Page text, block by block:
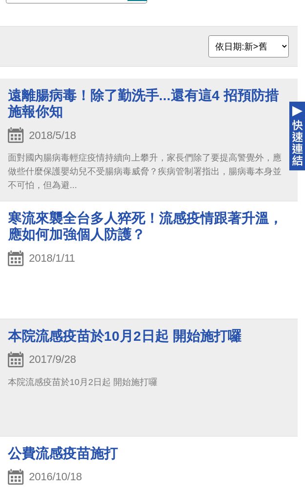
遠離腸病毒！除了勤洗手...還有這4 招預防措
施報你知
2018/5/18
面對國內腸病毒輕症疫情持續向上攀升，家長們除了要提高警覺外，應
做些什麼保護嬰幼兒不受腸病毒威脅？疾病管制署指出，腸病毒本身並
不可怕，但為避...
寒流來襲全台多人猝死！流感疫情跟著升溫，
應如何加強個人防護？
2018/1/11
本院流感疫苗於10月2日起 開始施打囉
2017/9/28
本院流感疫苗於10月2日起 開始施打囉
公費流感疫苗施打
2016/10/18